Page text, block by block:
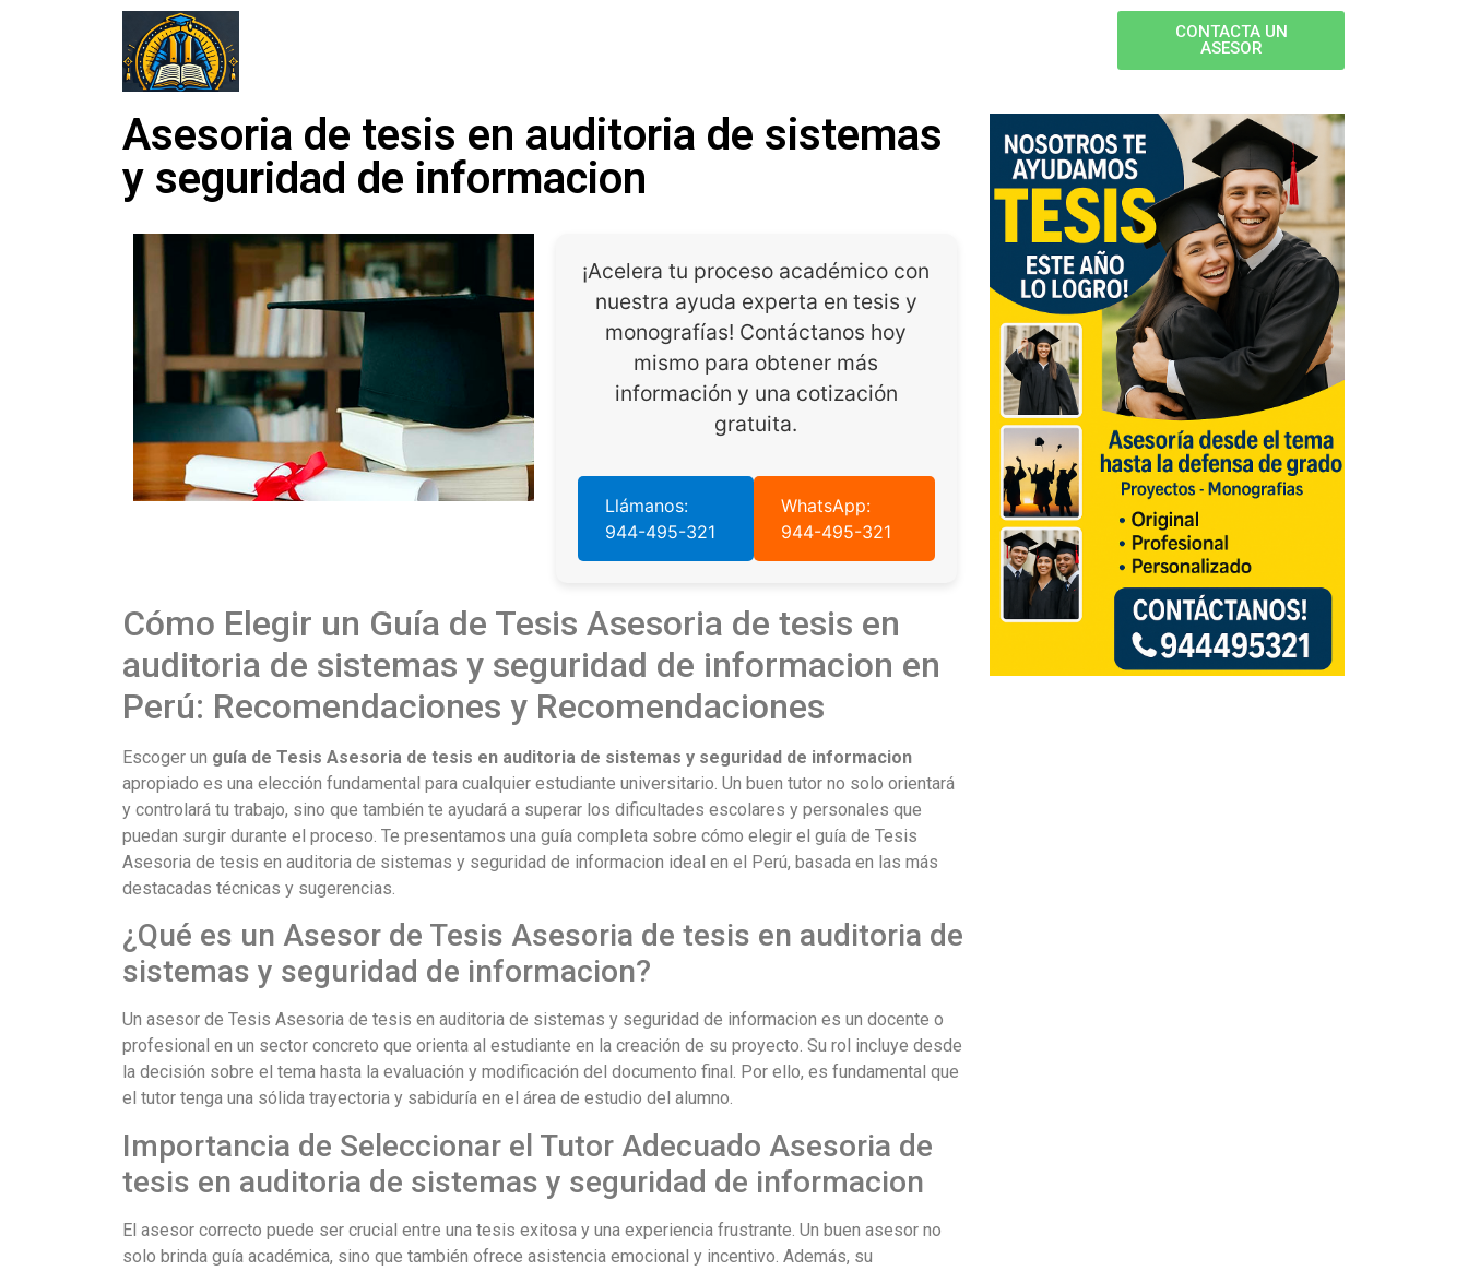
CONTACTA UN
ASESOR
Asesoria de tesis en auditoria de sistemas
y seguridad de informacion
¡Acelera tu proceso académico con
nuestra ayuda experta en tesis y
monografías! Contáctanos hoy
mismo para obtener más
información y una cotización
gratuita.
Llámanos:
944-495-321
WhatsApp:
944-495-321
Cómo Elegir un Guía de Tesis Asesoria de tesis en
auditoria de sistemas y seguridad de informacion en
Perú: Recomendaciones y Recomendaciones
Escoger un guía de Tesis Asesoria de tesis en auditoria de sistemas y seguridad de informacion
apropiado es una elección fundamental para cualquier estudiante universitario. Un buen tutor no solo orientará
y controlará tu trabajo, sino que también te ayudará a superar los dificultades escolares y personales que
puedan surgir durante el proceso. Te presentamos una guía completa sobre cómo elegir el guía de Tesis
Asesoria de tesis en auditoria de sistemas y seguridad de informacion ideal en el Perú, basada en las más
destacadas técnicas y sugerencias.
¿Qué es un Asesor de Tesis Asesoria de tesis en auditoria de
sistemas y seguridad de informacion?
Un asesor de Tesis Asesoria de tesis en auditoria de sistemas y seguridad de informacion es un docente o
profesional en un sector concreto que orienta al estudiante en la creación de su proyecto. Su rol incluye desde
la decisión sobre el tema hasta la evaluación y modificación del documento final. Por ello, es fundamental que
el tutor tenga una sólida trayectoria y sabiduría en el área de estudio del alumno.
Importancia de Seleccionar el Tutor Adecuado Asesoria de
tesis en auditoria de sistemas y seguridad de informacion
El asesor correcto puede ser crucial entre una tesis exitosa y una experiencia frustrante. Un buen asesor no
solo brinda guía académica, sino que también ofrece asistencia emocional y incentivo. Además, su